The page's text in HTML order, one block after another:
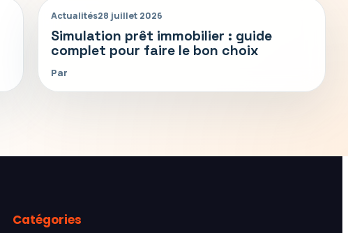
Actualités28 juillet 2026
Simulation prêt immobilier : guide
complet pour faire le bon choix
Par
Catégories